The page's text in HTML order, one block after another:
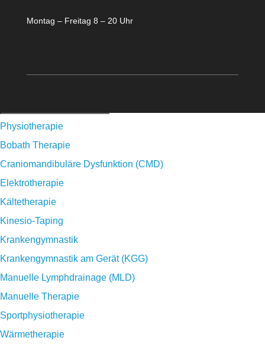
Montag – Freitag 8 – 20 Uhr
Physiotherapie
Bobath Therapie
Craniomandibuläre Dysfunktion (CMD)
Elektrotherapie
Kältetherapie
Kinesio-Taping
Krankengymnastik
Krankengymnastik am Gerät (KGG)
Manuelle Lymphdrainage (MLD)
Manuelle Therapie
Sportphysiotherapie
Wärmetherapie